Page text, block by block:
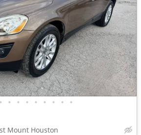
• • • • • • • • •
Mount Houston